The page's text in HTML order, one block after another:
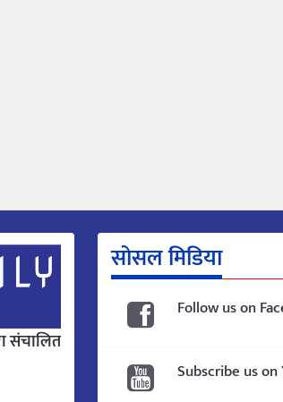
संचालित
सोसल मिडिया
Follow us on
Subscribe us on